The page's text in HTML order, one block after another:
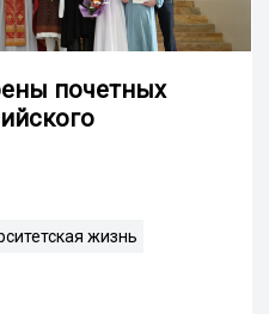
почетных
жизнь